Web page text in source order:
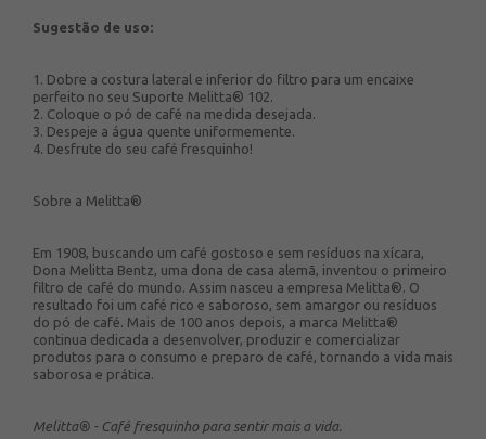
Sugestão de uso:
1. Dobre a costura lateral e inferior do filtro para um encaixe
perfeito no seu Suporte Melitta® 102.
2. Coloque o pó de café na medida desejada.
3. Despeje a água quente uniformemente.
4. Desfrute do seu café fresquinho!
Sobre a Melitta®
Em 1908, buscando um café gostoso e sem resíduos na xícara,
Dona Melitta Bentz, uma dona de casa alemã, inventou o primeiro
filtro de café do mundo. Assim nasceu a empresa Melitta®. O
resultado foi um café rico e saboroso, sem amargor ou resíduos
do pó de café. Mais de 100 anos depois, a marca Melitta®
continua dedicada a desenvolver, produzir e comercializar
produtos para o consumo e preparo de café, tornando a vida mais
saborosa e prática.
Melitta® - Café fresquinho para sentir mais a vida.